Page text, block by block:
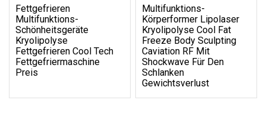
Fettgefrieren
Multifunktions-
Schönheitsgeräte
Kryolipolyse
Fettgefrieren Cool Tech
Fettgefriermaschine
Preis
Multifunktions-
Körperformer Lipolaser
Kryolipolyse Cool Fat
Freeze Body Sculpting
Caviation RF Mit
Shockwave Für Den
Schlanken
Gewichtsverlust